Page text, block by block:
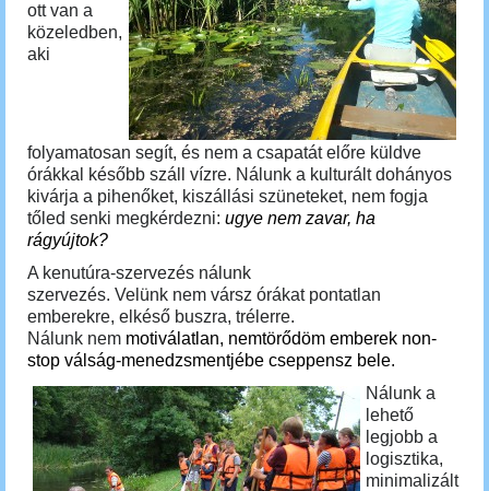
ott van a
közeledben,
aki
folyamatosan segít, és nem a csapatát előre küldve
órákkal később száll vízre. Nálunk a kulturált dohányos
kivárja a pihenőket, kiszállási szüneteket, nem fogja
tőled senki megkérdezni: ugye nem zavar, ha
rágyújtok?
A kenutúra-szervezés nálunk
szervezés. Velünk nem vársz órákat pontatlan
emberekre, elkéső buszra, trélerre.
Nálunk nem motiválatlan, nemtörődöm emberek non-
stop válság-menedzsmentjébe cseppensz bele.
Nálunk a
lehető
legjobb a
logisztika,
minimalizált